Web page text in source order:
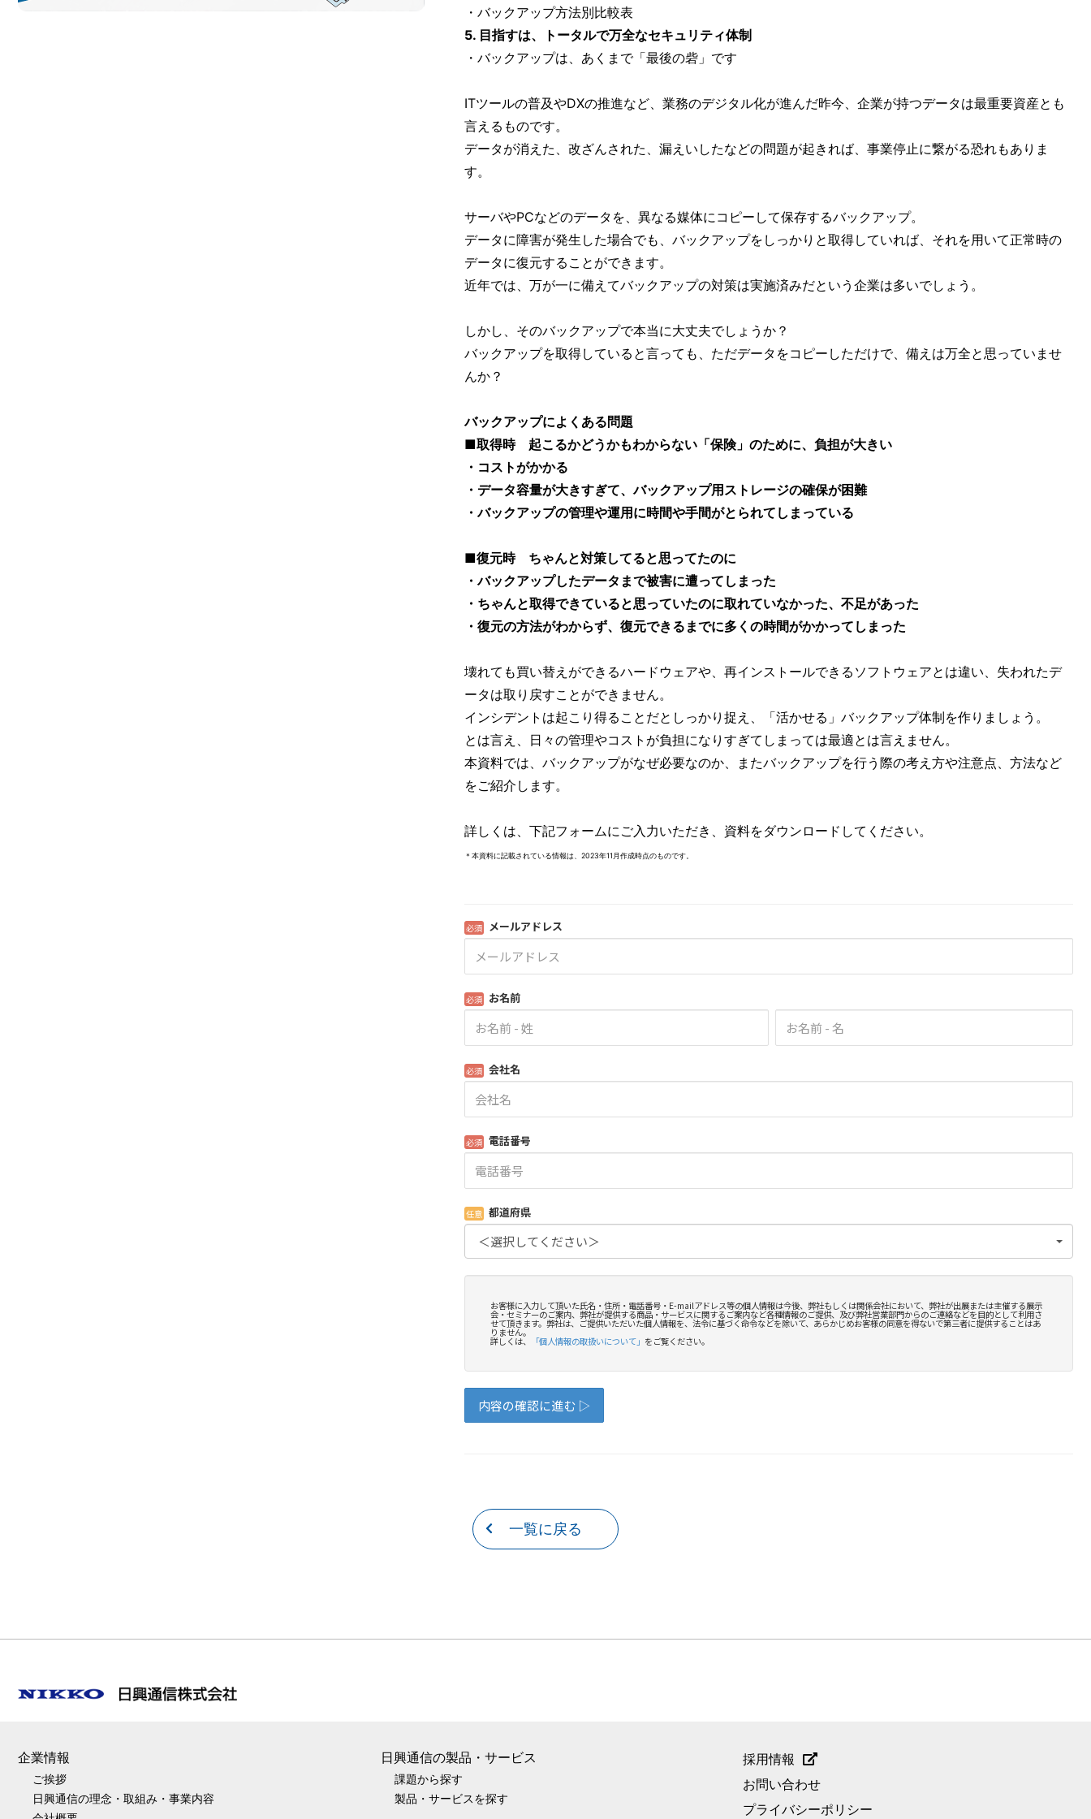
・バックアップ方法別比較表
5. 目指すは、トータルで万全なセキュリティ体制
・バックアップは、あくまで「最後の砦」です
ITツールの普及やDXの推進など、業務のデジタル化が進んだ昨今、企業が持つデータは最重要資産とも
言えるものです。
データが消えた、改ざんされた、漏えいしたなどの問題が起きれば、事業停止に繋がる恐れもありま
す。
サーバやPCなどのデータを、異なる媒体にコピーして保存するバックアップ。
データに障害が発生した場合でも、バックアップをしっかりと取得していれば、それを用いて正常時の
データに復元することができます。
近年では、万が一に備えてバックアップの対策は実施済みだという企業は多いでしょう。
しかし、そのバックアップで本当に大丈夫でしょうか？
バックアップを取得していると言っても、ただデータをコピーしただけで、備えは万全と思っていませ
んか？
バックアップによくある問題
■取得時 起こるかどうかもわからない「保険」のために、負担が大きい
・コストがかかる
・データ容量が大きすぎて、バックアップ用ストレージの確保が困難
・バックアップの管理や運用に時間や手間がとられてしまっている
■復元時 ちゃんと対策してると思ってたのに
・バックアップしたデータまで被害に遭ってしまった
・ちゃんと取得できていると思っていたのに取れていなかった、不足があった
・復元の方法がわからず、復元できるまでに多くの時間がかかってしまった
壊れても買い替えができるハードウェアや、再インストールできるソフトウェアとは違い、失われたデ
ータは取り戻すことができません。
インシデントは起こり得ることだとしっかり捉え、「活かせる」バックアップ体制を作りましょう。
とは言え、日々の管理やコストが負担になりすぎてしまっては最適とは言えません。
本資料では、バックアップがなぜ必要なのか、またバックアップを行う際の考え方や注意点、方法など
をご紹介します。
詳しくは、下記フォームにご入力いただき、資料をダウンロードしてください。
＊本資料に記載されている情報は、2023年11月作成時点のものです。
一覧に戻る
企業情報
ご挨拶
日興通信の理念・取組み・事業内容
日興通信の製品・サービス
課題から探す
製品・サービスを探す
採用情報
お問い合わせ
プライバシーポリシー